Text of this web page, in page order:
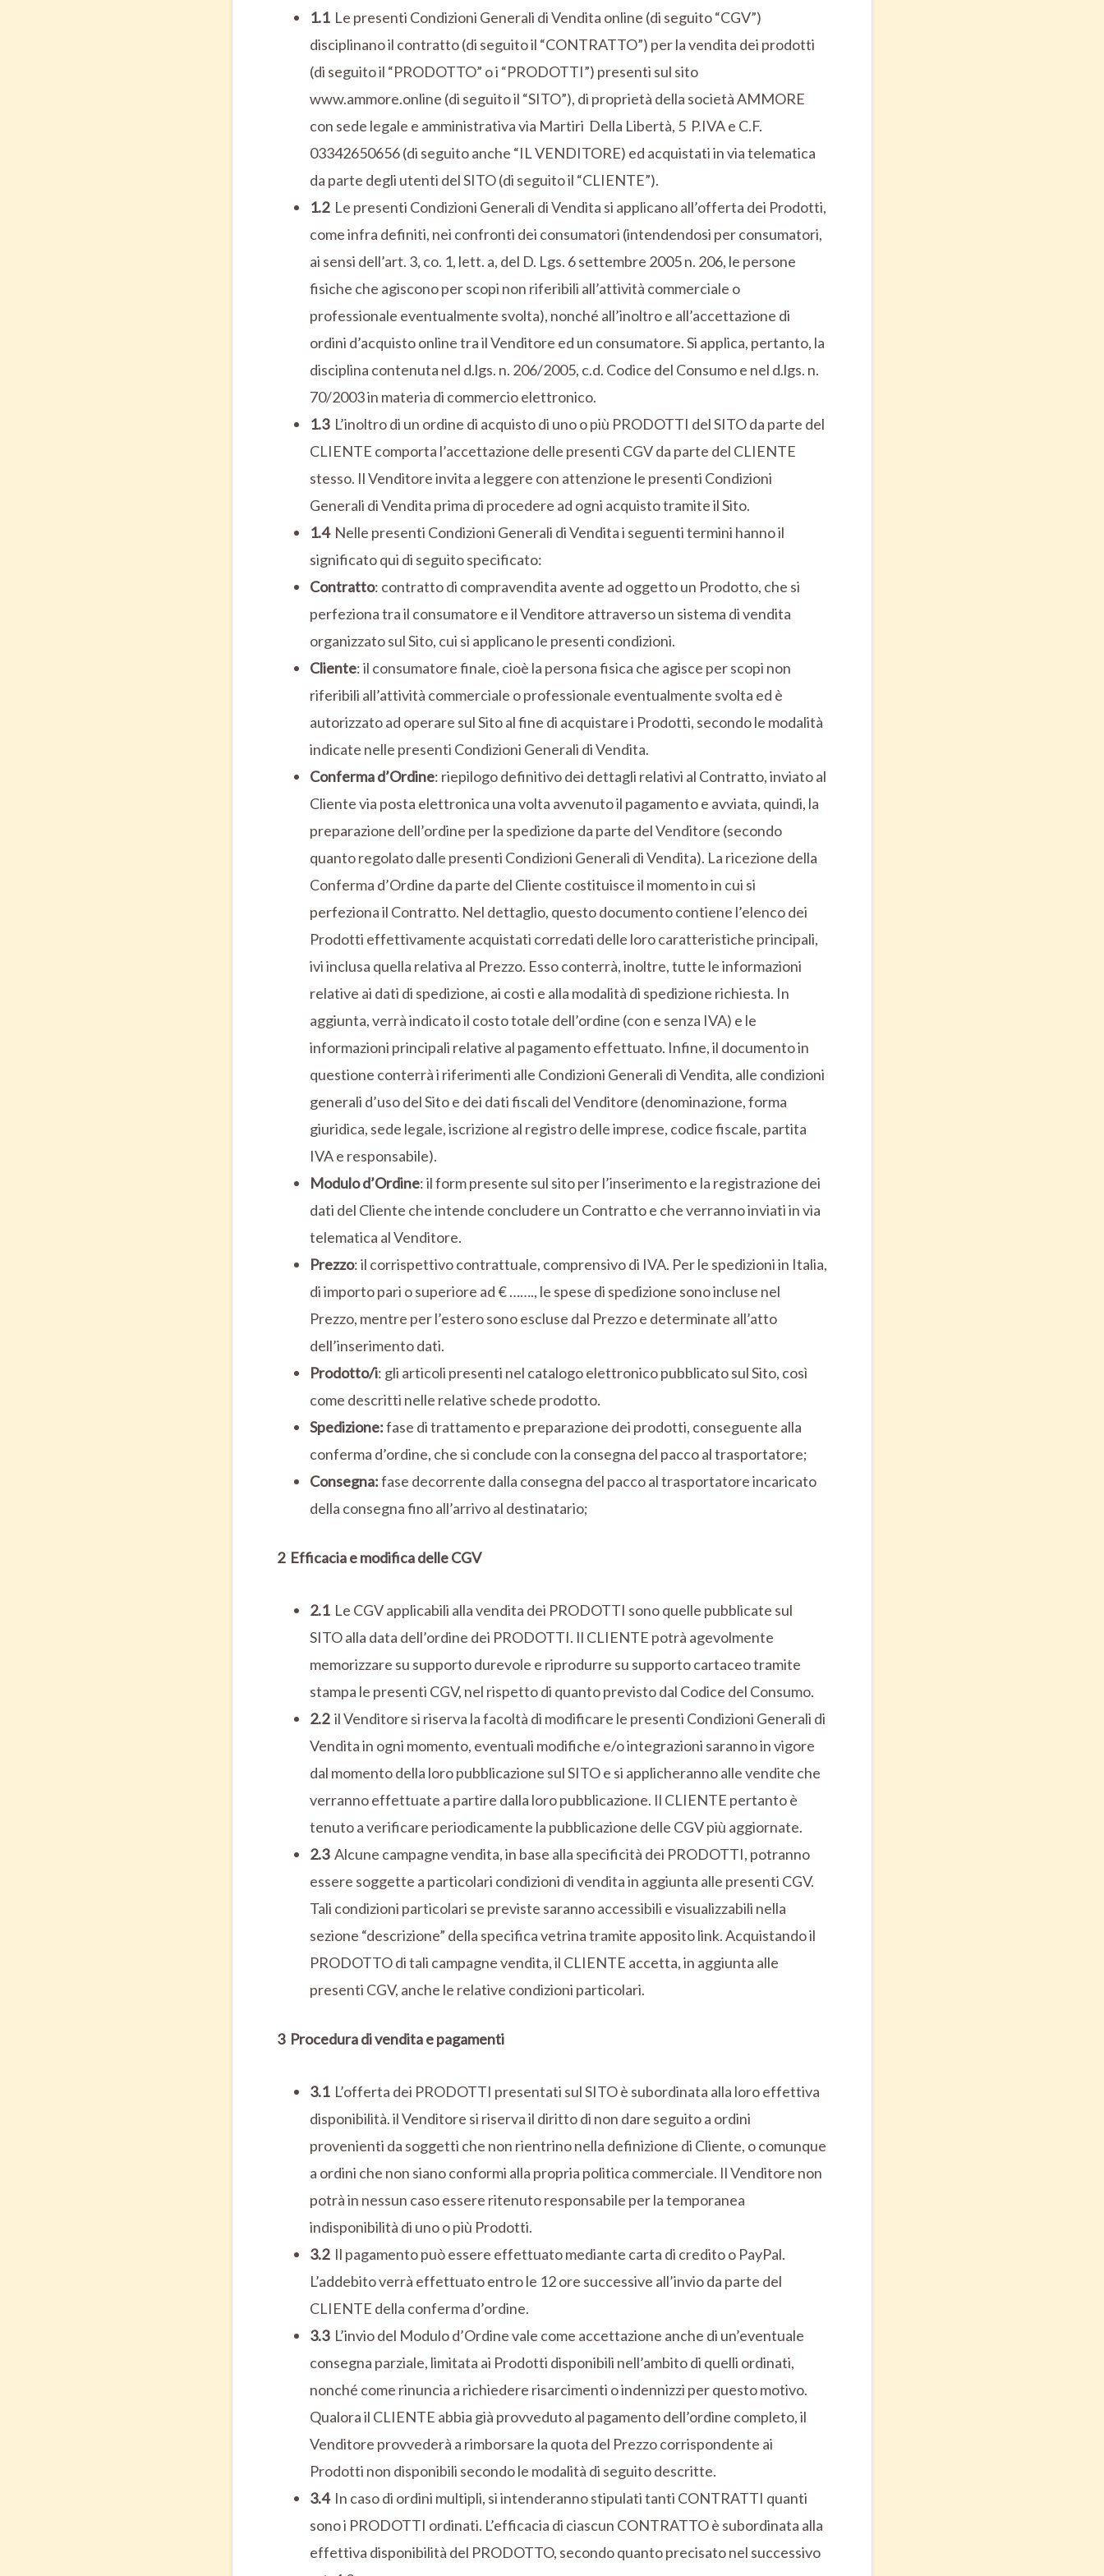
1.1 Le presenti Condizioni Generali di Vendita online (di seguito “CGV”)
disciplinano il contratto (di seguito il “CONTRATTO”) per la vendita dei prodotti
(di seguito il “PRODOTTO” o i “PRODOTTI”) presenti sul sito
www.ammore.online (di seguito il “SITO”), di proprietà della società AMMORE
con sede legale e amministrativa via Martiri Della Libertà, 5 P.IVA e C.F.
03342650656 (di seguito anche “IL VENDITORE) ed acquistati in via telematica
da parte degli utenti del SITO (di seguito il “CLIENTE”).
1.2 Le presenti Condizioni Generali di Vendita si applicano all’offerta dei Prodotti,
come infra definiti, nei confronti dei consumatori (intendendosi per consumatori,
ai sensi dell’art. 3, co. 1, lett. a, del D. Lgs. 6 settembre 2005 n. 206, le persone
fisiche che agiscono per scopi non riferibili all’attività commerciale o
professionale eventualmente svolta), nonché all’inoltro e all’accettazione di
ordini d’acquisto online tra il Venditore ed un consumatore. Si applica, pertanto, la
disciplina contenuta nel d.lgs. n. 206/2005, c.d. Codice del Consumo e nel d.lgs. n.
70/2003 in materia di commercio elettronico.
1.3 L’inoltro di un ordine di acquisto di uno o più PRODOTTI del SITO da parte del
CLIENTE comporta l’accettazione delle presenti CGV da parte del CLIENTE
stesso. Il Venditore invita a leggere con attenzione le presenti Condizioni
Generali di Vendita prima di procedere ad ogni acquisto tramite il Sito.
1.4 Nelle presenti Condizioni Generali di Vendita i seguenti termini hanno il
significato qui di seguito specificato:
Contratto: contratto di compravendita avente ad oggetto un Prodotto, che si
perfeziona tra il consumatore e il Venditore attraverso un sistema di vendita
organizzato sul Sito, cui si applicano le presenti condizioni.
Cliente: il consumatore finale, cioè la persona fisica che agisce per scopi non
riferibili all’attività commerciale o professionale eventualmente svolta ed è
autorizzato ad operare sul Sito al fine di acquistare i Prodotti, secondo le modalità
indicate nelle presenti Condizioni Generali di Vendita.
Conferma d’Ordine: riepilogo definitivo dei dettagli relativi al Contratto, inviato al
Cliente via posta elettronica una volta avvenuto il pagamento e avviata, quindi, la
preparazione dell’ordine per la spedizione da parte del Venditore (secondo
quanto regolato dalle presenti Condizioni Generali di Vendita). La ricezione della
Conferma d’Ordine da parte del Cliente costituisce il momento in cui si
perfeziona il Contratto. Nel dettaglio, questo documento contiene l’elenco dei
Prodotti effettivamente acquistati corredati delle loro caratteristiche principali,
ivi inclusa quella relativa al Prezzo. Esso conterrà, inoltre, tutte le informazioni
relative ai dati di spedizione, ai costi e alla modalità di spedizione richiesta. In
aggiunta, verrà indicato il costo totale dell’ordine (con e senza IVA) e le
informazioni principali relative al pagamento effettuato. Infine, il documento in
questione conterrà i riferimenti alle Condizioni Generali di Vendita, alle condizioni
generali d’uso del Sito e dei dati fiscali del Venditore (denominazione, forma
giuridica, sede legale, iscrizione al registro delle imprese, codice fiscale, partita
IVA e responsabile).
Modulo d’Ordine: il form presente sul sito per l’inserimento e la registrazione dei
dati del Cliente che intende concludere un Contratto e che verranno inviati in via
telematica al Venditore.
Prezzo: il corrispettivo contrattuale, comprensivo di IVA. Per le spedizioni in Italia,
di importo pari o superiore ad € ……., le spese di spedizione sono incluse nel
Prezzo, mentre per l’estero sono escluse dal Prezzo e determinate all’atto
dell’inserimento dati.
Prodotto/i: gli articoli presenti nel catalogo elettronico pubblicato sul Sito, così
come descritti nelle relative schede prodotto.
Spedizione:fase di trattamento e preparazione dei prodotti, conseguente alla
conferma d’ordine, che si conclude con la consegna del pacco al trasportatore;
Consegna:fase decorrente dalla consegna del pacco al trasportatore incaricato
della consegna fino all’arrivo al destinatario;
2 Efficacia e modifica delle CGV
2.1 Le CGV applicabili alla vendita dei PRODOTTI sono quelle pubblicate sul
SITO alla data dell’ordine dei PRODOTTI. Il CLIENTE potrà agevolmente
memorizzare su supporto durevole e riprodurre su supporto cartaceo tramite
stampa le presenti CGV, nel rispetto di quanto previsto dal Codice del Consumo.
2.2 il Venditore si riserva la facoltà di modificare le presenti Condizioni Generali di
Vendita in ogni momento, eventuali modifiche e/o integrazioni saranno in vigore
dal momento della loro pubblicazione sul SITO e si applicheranno alle vendite che
verranno effettuate a partire dalla loro pubblicazione. Il CLIENTE pertanto è
tenuto a verificare periodicamente la pubblicazione delle CGV più aggiornate.
2.3 Alcune campagne vendita, in base alla specificità dei PRODOTTI, potranno
essere soggette a particolari condizioni di vendita in aggiunta alle presenti CGV.
Tali condizioni particolari se previste saranno accessibili e visualizzabili nella
sezione “descrizione” della specifica vetrina tramite apposito link. Acquistando il
PRODOTTO di tali campagne vendita, il CLIENTE accetta, in aggiunta alle
presenti CGV, anche le relative condizioni particolari.
3 Procedura di vendita e pagamenti
3.1 L’offerta dei PRODOTTI presentati sul SITO è subordinata alla loro effettiva
disponibilità. il Venditore si riserva il diritto di non dare seguito a ordini
provenienti da soggetti che non rientrino nella definizione di Cliente, o comunque
a ordini che non siano conformi alla propria politica commerciale. Il Venditore non
potrà in nessun caso essere ritenuto responsabile per la temporanea
indisponibilità di uno o più Prodotti.
3.2 Il pagamento può essere effettuato mediante carta di credito o PayPal.
L’addebito verrà effettuato entro le 12 ore successive all’invio da parte del
CLIENTE della conferma d’ordine.
3.3 L’invio del Modulo d’Ordine vale come accettazione anche di un’eventuale
consegna parziale, limitata ai Prodotti disponibili nell’ambito di quelli ordinati,
nonché come rinuncia a richiedere risarcimenti o indennizzi per questo motivo.
Qualora il CLIENTE abbia già provveduto al pagamento dell’ordine completo, il
Venditore provvederà a rimborsare la quota del Prezzo corrispondente ai
Prodotti non disponibili secondo le modalità di seguito descritte.
3.4 In caso di ordini multipli, si intenderanno stipulati tanti CONTRATTI quanti
sono i PRODOTTI ordinati. L’efficacia di ciascun CONTRATTO è subordinata alla
effettiva disponibilità del PRODOTTO, secondo quanto precisato nel successivo